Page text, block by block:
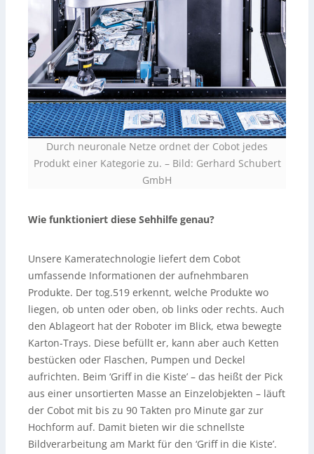
Durch neuronale Netze ordnet der Cobot jedes
Produkt einer Kategorie zu. – Bild: Gerhard Schubert
GmbH
Wie funktioniert diese Sehhilfe genau?
Unsere Kameratechnologie liefert dem Cobot
umfassende Informationen der aufnehmbaren
Produkte. Der tog.519 erkennt, welche Produkte wo
liegen, ob unten oder oben, ob links oder rechts. Auch
den Ablageort hat der Roboter im Blick, etwa bewegte
Karton-Trays. Diese befüllt er, kann aber auch Ketten
bestücken oder Flaschen, Pumpen und Deckel
aufrichten. Beim ‘Griff in die Kiste’ – das heißt der Pick
aus einer unsortierten Masse an Einzelobjekten – läuft
der Cobot mit bis zu 90 Takten pro Minute gar zur
Hochform auf. Damit bieten wir die schnellste
Bildverarbeitung am Markt für den ‘Griff in die Kiste’.